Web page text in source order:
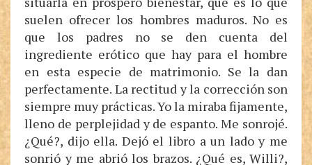
suelen ofrecer los hombres maduros. No es
que los padres no se den cuenta del
ingrediente erótico que hay para el hombre
en esta especie de matrimonio. Se la dan
perfectamente. La rectitud y la corrección son
siempre muy prácticas. Yo la miraba fijamente,
lleno de perplejidad y de espanto. Me sonrojé.
¿Qué?, dijo ella. Dejó el libro a un lado y me
sonrió y me abrió los brazos. ¿Qué es, Willi?,